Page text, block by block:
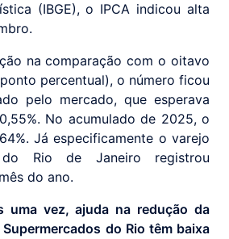
(IBGE), o IPCA indicou alta
na comparação com o oitavo
percentual), o número ficou
pelo mercado, que esperava
No acumulado de 2025, o
Já especificamente o varejo
do Rio de Janeiro registrou
do ano.
uma vez, ajuda na redução da
do Rio têm baixa